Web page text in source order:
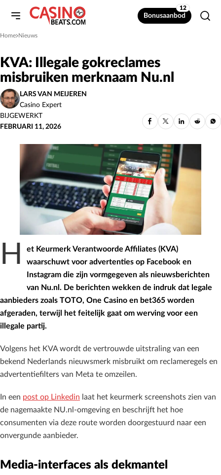
Bonusaanbod
12
Home
»Nieuws
KVA: Illegale gokreclames
misbruiken merknaam Nu.nl
LARS VAN MEIJEREN
Casino Expert
BIJGEWERKT
FEBRUARI 11, 2026
H
et Keurmerk Verantwoorde Affiliates (KVA)
waarschuwt voor advertenties op Facebook en
Instagram die zijn vormgegeven als nieuwsberichten
van Nu.nl. De berichten wekken de indruk dat legale
aanbieders zoals TOTO, One Casino en bet365 worden
afgeraden, terwijl het feitelijk gaat om werving voor een
illegale partij.
Volgens het KVA wordt de vertrouwde uitstraling van een
bekend Nederlands nieuwsmerk misbruikt om reclameregels en
advertentiefilters van Meta te omzeilen.
In een post op Linkedin laat het keurmerk screenshots zien van
de nagemaakte NU.nl-omgeving en beschrijft het hoe
consumenten via deze route worden doorgestuurd naar een
onvergunde aanbieder.
Media-interfaces als dekmantel